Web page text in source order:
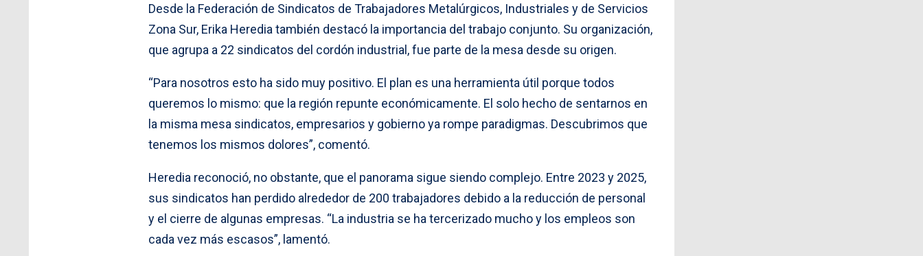
Desde la Federación de Sindicatos de Trabajadores Metalúrgicos, Industriales y de Servicios
Zona Sur, Erika Heredia también destacó la importancia del trabajo conjunto. Su organización,
que agrupa a 22 sindicatos del cordón industrial, fue parte de la mesa desde su origen.
“Para nosotros esto ha sido muy positivo. El plan es una herramienta útil porque todos
queremos lo mismo: que la región repunte económicamente. El solo hecho de sentarnos en
la misma mesa sindicatos, empresarios y gobierno ya rompe paradigmas. Descubrimos que
tenemos los mismos dolores”, comentó.
Heredia reconoció, no obstante, que el panorama sigue siendo complejo. Entre 2023 y 2025,
sus sindicatos han perdido alrededor de 200 trabajadores debido a la reducción de personal
y el cierre de algunas empresas. “La industria se ha tercerizado mucho y los empleos son
cada vez más escasos”, lamentó.